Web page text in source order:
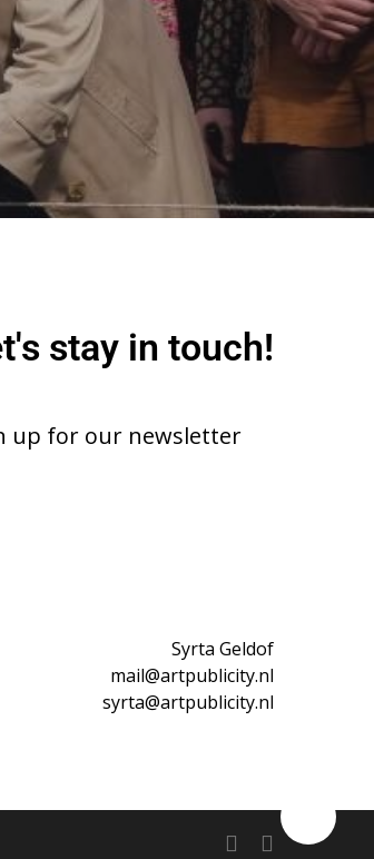
stay in touch!
up for our newsletter
Syrta Geldof
mail@artpublicity.nl
syrta@artpublicity.nl